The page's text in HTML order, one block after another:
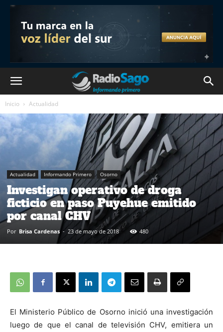
Inicio Actualidad
Actualidad Informando Primero Osorno
Investigan operativo de droga
ficticio en paso Puyehue emitido
por canal CHV
Por Brisa Cardenas - 23 de mayo de 2018 480
El Ministerio Público de Osorno inició una investigación
luego de que el canal de televisión CHV, emitiera un